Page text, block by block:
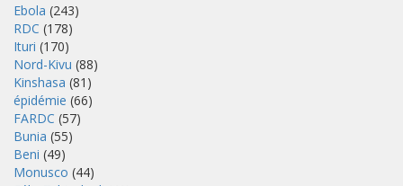
Ebola (243)
RDC (178)
Ituri (170)
Nord-Kivu (88)
Kinshasa (81)
épidémie (66)
FARDC (57)
Bunia (55)
Beni (49)
Monusco (44)